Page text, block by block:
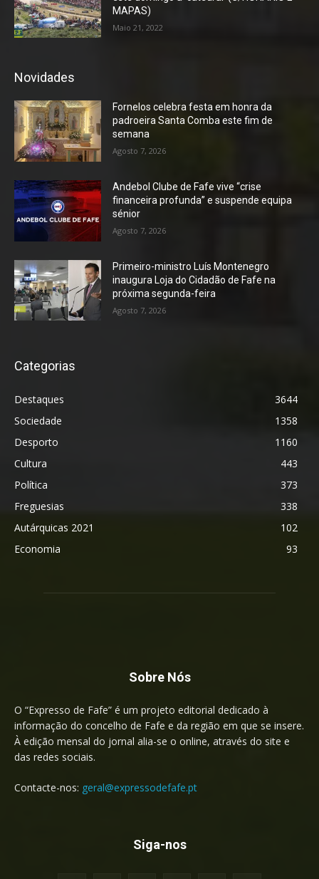
MAPAS)
Maio 21, 2022
Novidades
Fornelos celebra festa em honra da
padroeira Santa Comba este fim de
semana
Agosto 7, 2026
Andebol Clube de Fafe vive “crise
financeira profunda” e suspende equipa
sénior
Agosto 7, 2026
Primeiro-ministro Luís Montenegro
inaugura Loja do Cidadão de Fafe na
próxima segunda-feira
Agosto 7, 2026
Categorias
Destaques
3644
Sociedade
1358
Desporto
1160
Cultura
443
Política
373
Freguesias
338
Autárquicas 2021
102
Economia
93
Sobre Nós
O “Expresso de Fafe” é um projeto editorial dedicado à
informação do concelho de Fafe e da região em que se insere.
À edição mensal do jornal alia-se o online, através do site e
das redes sociais.
Contacte-nos: geral@expressodefafe.pt
Siga-nos